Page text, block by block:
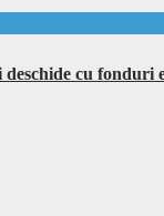
deschide cu fonduri